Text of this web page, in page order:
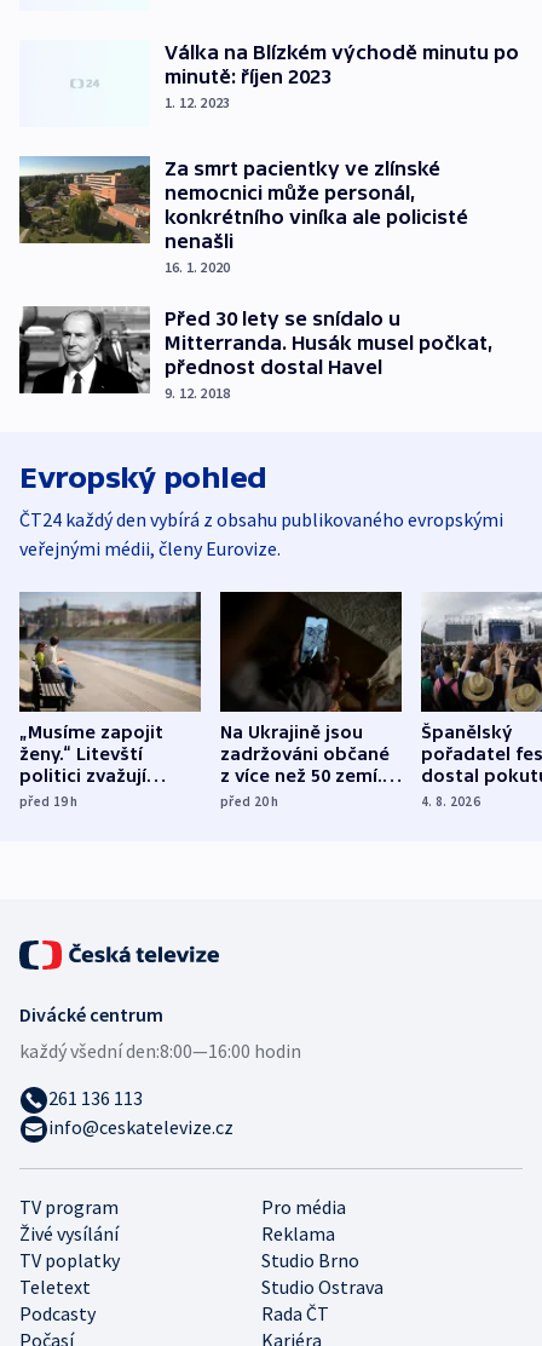
Válka na Blízkém východě minutu po
minutě: říjen 2023
1. 12. 2023
Za smrt pacientky ve zlínské
nemocnici může personál,
konkrétního viníka ale policisté
nenašli
16. 1. 2020
Před 30 lety se snídalo u
Mitterranda. Husák musel počkat,
přednost dostal Havel
9. 12. 2018
Evropský pohled
ČT24 každý den vybírá z obsahu publikovaného evropskými
veřejnými médii, členy Eurovize.
„Musíme zapojit
ženy.“ Litevští
politici zvažují
dohodu o
před 19h
Na Ukrajině jsou
zadržováni občané
z více než 50 zemí.
Bojovali na straně
před 20h
Španělský
pořadatel
dostal
nekalé
4. 8. 2026
TV program
Pro média
Živé vysílání
Reklama
TV poplatky
Studio Brno
Teletext
Studio Ostrava
Podcasty
Rada ČT
Počasí
Kariéra
Divácké centrum
každý všední den:8:00—16:00 hodin
261 136 113
info@ceskatelevize.cz